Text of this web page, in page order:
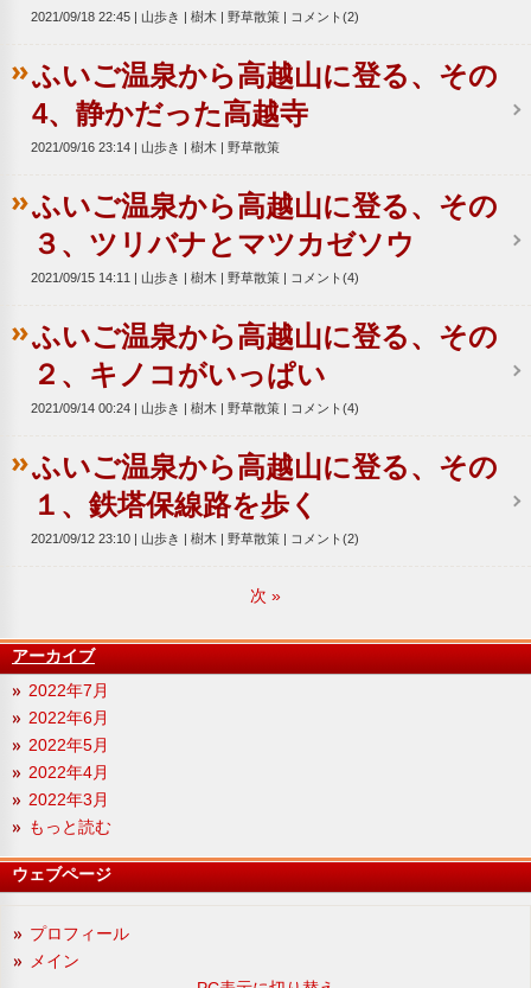
2021/09/18 22:45 山歩き 樹木 野草散策 コメント(2)
ふいご温泉から高越山に登る、その
4、静かだった高越寺
2021/09/16 23:14 山歩き 樹木 野草散策
ふいご温泉から高越山に登る、その
３、ツリバナとマツカゼソウ
2021/09/15 14:11 山歩き 樹木 野草散策 コメント(4)
ふいご温泉から高越山に登る、その
２、キノコがいっぱい
2021/09/14 00:24 山歩き 樹木 野草散策 コメント(4)
ふいご温泉から高越山に登る、その
１、鉄塔保線路を歩く
2021/09/12 23:10 山歩き 樹木 野草散策 コメント(2)
次 »
アーカイブ
2022年7月
2022年6月
2022年5月
2022年4月
2022年3月
もっと読む
ウェブページ
プロフィール
メイン